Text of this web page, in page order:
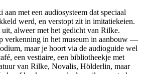
met een audiosysteem dat speciaal
werd, en verstopt zit in imitatiekeien.
uit, alweer met het gedicht van Rilke.
verkenning in het museum in aanbouw —
maar je hoort via de audioguide wel
een vestiaire, een bibliotheekje met
van Rilke, Novalis, Hölderlin, maar